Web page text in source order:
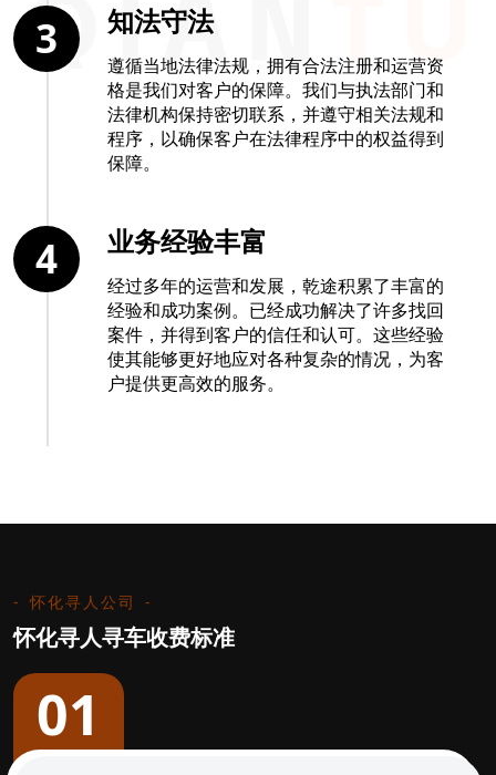
知法守法
遵循当地法律法规，拥有合法注册和运营资
格是我们对客户的保障。我们与执法部门和
法律机构保持密切联系，并遵守相关法规和
程序，以确保客户在法律程序中的权益得到
保障。
3
业务经验丰富
经过多年的运营和发展，乾途积累了丰富的
经验和成功案例。已经成功解决了许多找回
案件，并得到客户的信任和认可。这些经验
使其能够更好地应对各种复杂的情况，为客
户提供更高效的服务。
4
怀化寻人公司
怀化寻人寻车收费标准
01